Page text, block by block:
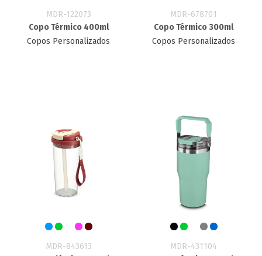
MDR-122073
Copo Térmico 400ml
Copos Personalizados
MDR-678701
Copo Térmico 300ml
Copos Personalizados
MDR-843613
MDR-431104